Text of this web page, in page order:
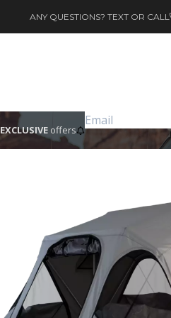
ANY QUESTIONS? TEXT OR CALL
EXCLUSIVE offers